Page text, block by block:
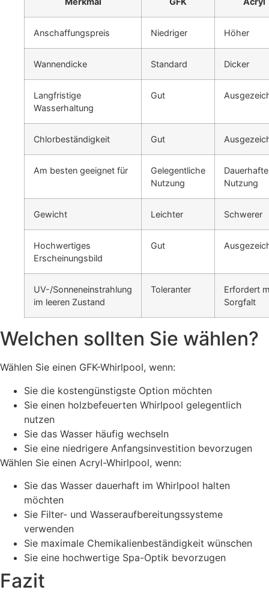
Anschaffungspreis Niedriger Höher
Wannendicke Standard Dicker
Langfristige
Wasserhaltung
Gut
Chlorbeständigkeit Gut
Am besten geeignet für
Gelegentliche
Nutzung
Dauerhafte
Nutzung
Gewicht Leichter Schwerer
Hochwertiges
Erscheinungsbild
Gut
UV-/Sonneneinstrahlung
im leeren Zustand
Toleranter
Erfordert
Sorgfalt
Welchen sollten Sie wählen?
Wählen Sie einen GFK-Whirlpool, wenn:
Sie die kostengünstigste Option möchten
Sie einen holzbefeuerten Whirlpool gelegentlich
nutzen
Sie das Wasser häufig wechseln
Sie eine niedrigere Anfangsinvestition bevorzugen
Wählen Sie einen Acryl-Whirlpool, wenn:
Sie das Wasser dauerhaft im Whirlpool halten
möchten
Sie Filter- und Wasseraufbereitungssysteme
verwenden
Sie maximale Chemikalienbeständigkeit wünschen
Sie eine hochwertige Spa-Optik bevorzugen
Fazit